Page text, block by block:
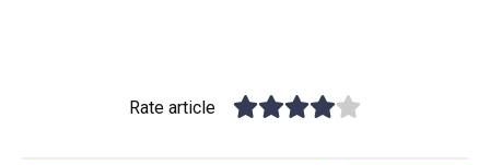
Rate article